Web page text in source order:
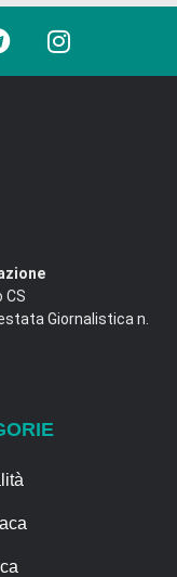
CS
Giornalistica n.